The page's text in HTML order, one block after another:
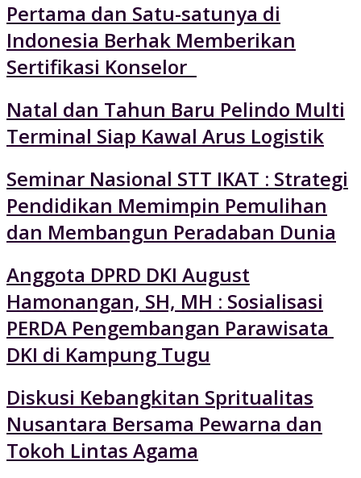
Pertama dan Satu-satunya di
Indonesia Berhak Memberikan
Sertifikasi Konselor
Natal dan Tahun Baru Pelindo Multi
Terminal Siap Kawal Arus Logistik
Seminar Nasional STT IKAT : Strategi
Pendidikan Memimpin Pemulihan
dan Membangun Peradaban Dunia
Anggota DPRD DKI August
Hamonangan, SH, MH : Sosialisasi
PERDA Pengembangan Parawisata
DKI di Kampung Tugu
Diskusi Kebangkitan Spritualitas
Nusantara Bersama Pewarna dan
Tokoh Lintas Agama